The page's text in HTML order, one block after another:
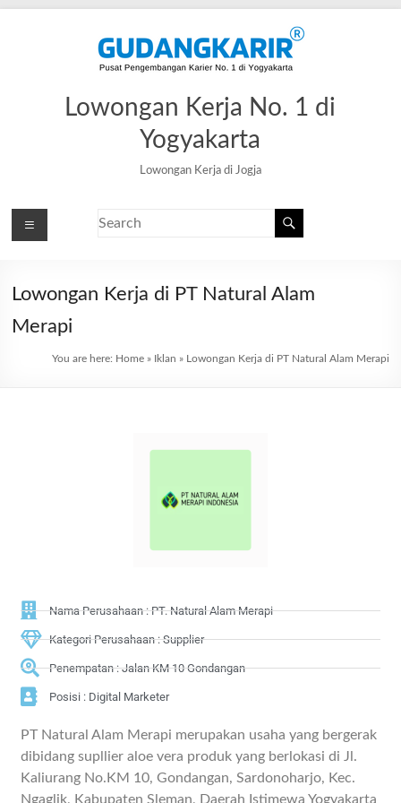
Lowongan Kerja No. 1 di
Yogyakarta
Lowongan Kerja di Jogja
Lowongan Kerja di PT Natural Alam
Merapi
You are here: Home» Iklan » Lowongan Kerja di PT Natural Alam Merapi
Nama Perusahaan : PT. Natural Alam Merapi
Kategori Perusahaan : Supplier
Penempatan : Jalan KM 10 Gondangan
Posisi : Digital Marketer
PT Natural Alam Merapi merupakan usaha yang bergerak
dibidang supllier aloe vera produk yang berlokasi di Jl.
Kaliurang No.KM 10, Gondangan, Sardonoharjo, Kec.
Ngaglik, Kabupaten Sleman, Daerah Istimewa Yogyakarta